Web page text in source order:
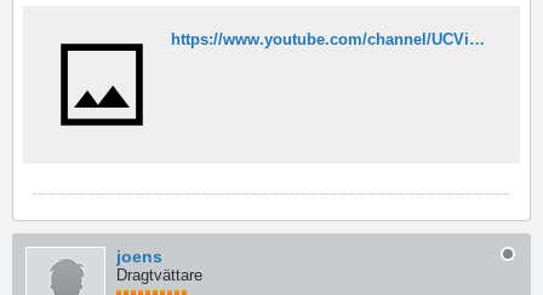
https://www.youtube.com/channel/UCViQjCMDjpAubQzLrCd-JCA?view_as=subscriber
joens
Dragtvättare